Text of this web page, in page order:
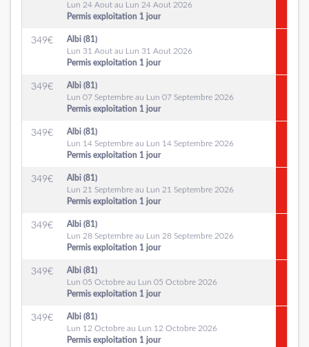
Lun 24 Aout au Lun 24 Aout 2026
Permis exploitation 1 jour
349€
Albi (81)
Lun 31 Aout au Lun 31 Aout 2026
Permis exploitation 1 jour
349€
Albi (81)
Lun 07 Septembre au Lun 07 Septembre 2026
Permis exploitation 1 jour
349€
Albi (81)
Lun 14 Septembre au Lun 14 Septembre 2026
Permis exploitation 1 jour
349€
Albi (81)
Lun 21 Septembre au Lun 21 Septembre 2026
Permis exploitation 1 jour
349€
Albi (81)
Lun 28 Septembre au Lun 28 Septembre 2026
Permis exploitation 1 jour
349€
Albi (81)
Lun 05 Octobre au Lun 05 Octobre 2026
Permis exploitation 1 jour
349€
Albi (81)
Lun 12 Octobre au Lun 12 Octobre 2026
Permis exploitation 1 jour